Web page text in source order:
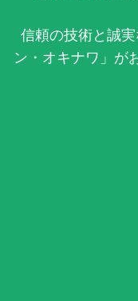
信頼の技術と誠
ン・オキナワ」が